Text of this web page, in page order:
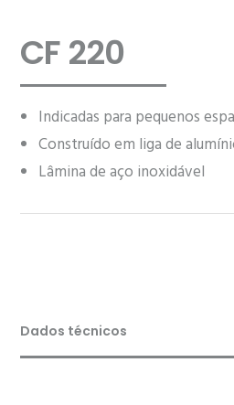
CF 220
Indicadas para pequenos
Construído em liga de
Lâmina de aço inoxidável
Dados técnicos